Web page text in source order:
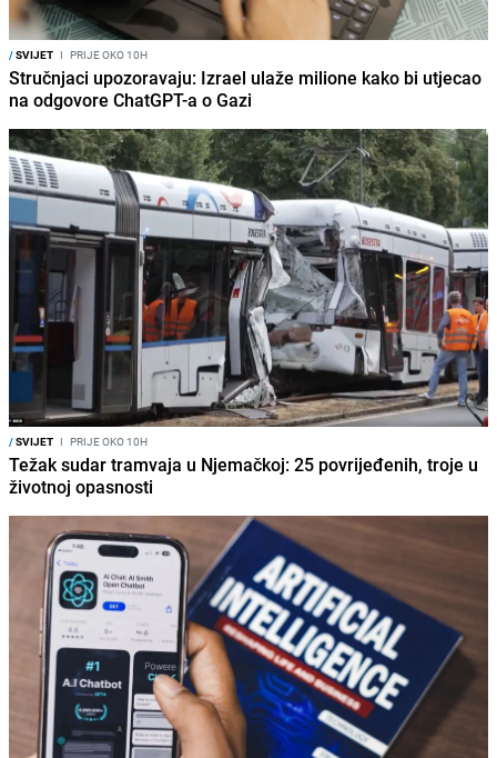
/SVIJET I PRIJE OKO 10H
Stručnjaci upozoravaju: Izrael ulaže milione kako bi utjecao
na odgovore ChatGPT-a o Gazi
/SVIJET I PRIJE OKO 10H
Težak sudar tramvaja u Njemačkoj: 25 povrijeđenih, troje u
životnoj opasnosti